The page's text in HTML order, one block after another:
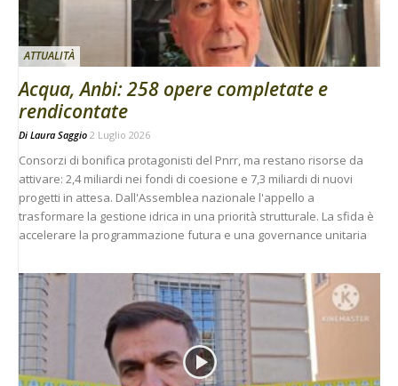
ATTUALITÀ
Acqua, Anbi: 258 opere completate e
rendicontate
Di Laura Saggio 2 Luglio 2026
Consorzi di bonifica protagonisti del Pnrr, ma restano risorse da
attivare: 2,4 miliardi nei fondi di coesione e 7,3 miliardi di nuovi
progetti in attesa. Dall'Assemblea nazionale l'appello a
trasformare la gestione idrica in una priorità strutturale. La sfida è
accelerare la programmazione futura e una governance unitaria